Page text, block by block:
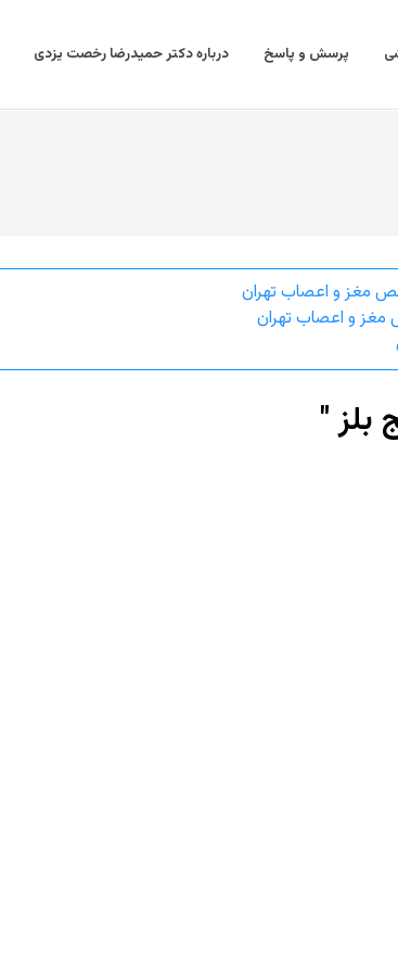
پرسش و پاسخ درباره دکتر حمیدرضا رخصت یزدی
مغز و اعصاب تهران
و اعصاب تهران
بلز "